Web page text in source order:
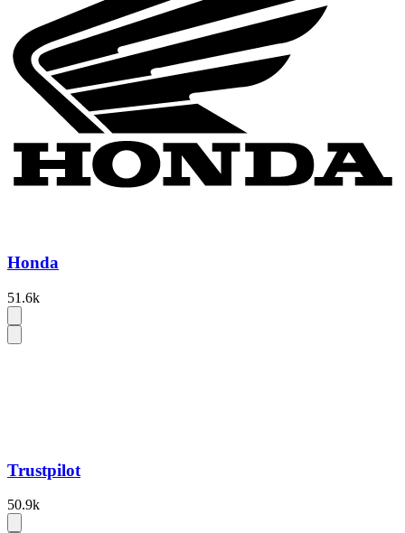
Honda
51.6k
Trustpilot
50.9k